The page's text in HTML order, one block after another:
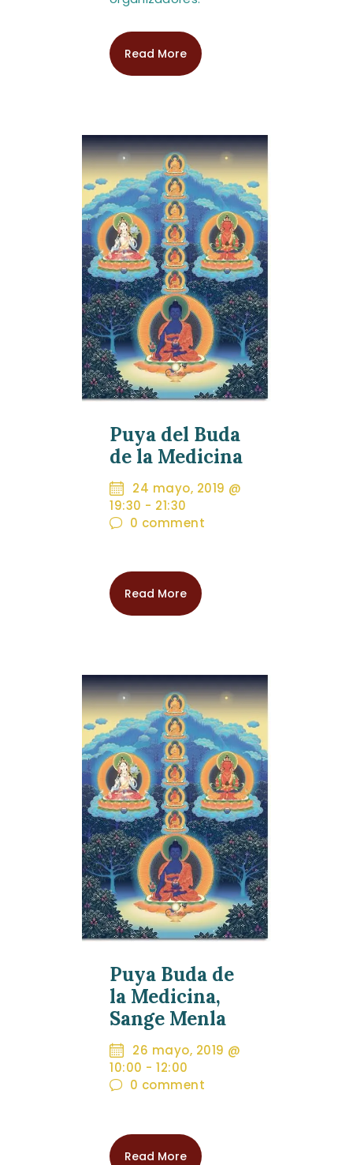
Read More
Puya del Buda
de la Medicina
24 mayo, 2019 @
19:30 - 21:30
0 comment
Read More
Puya Buda de
la Medicina,
Sange Menla
26 mayo, 2019 @
10:00 - 12:00
0 comment
Read More